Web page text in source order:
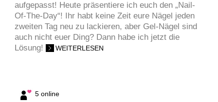
aufgepasst! Heute präsentiere ich euch den „Nail-
Of-The-Day“! Ihr habt keine Zeit eure Nägel jeden
zweiten Tag neu zu lackieren, aber Gel-Nägel sind
auch nicht euer Ding? Dann habe ich jetzt die
Lösung!
WEITERLESEN
5 online